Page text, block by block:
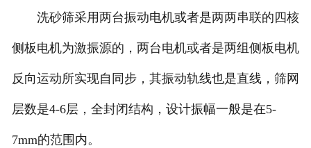
洗砂筛采用两台振动电机或者是两两串联的四核
侧板电机为激振源的，两台电机或者是两组侧板电机
反向运动所实现自同步，其振动轨线也是直线，筛网
层数是4-6层，全封闭结构，设计振幅一般是在5-
7mm的范围内。